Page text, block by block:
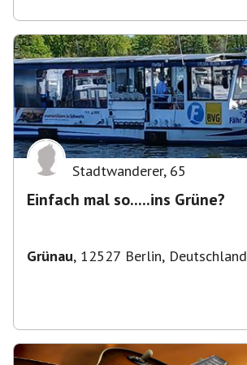
Stadtwanderer, 65
Einfach mal so.....ins Grüne?
Grünau, 12527 Berlin, Deutschland